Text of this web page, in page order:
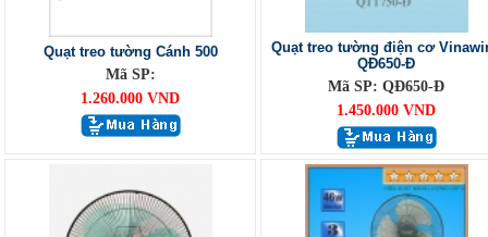
Quạt treo tường Cánh 500
Mã SP:
1.260.000 VND
Quạt treo tường điện cơ
QĐ650-Đ
Mã SP: QĐ650-Đ
1.450.000 VND